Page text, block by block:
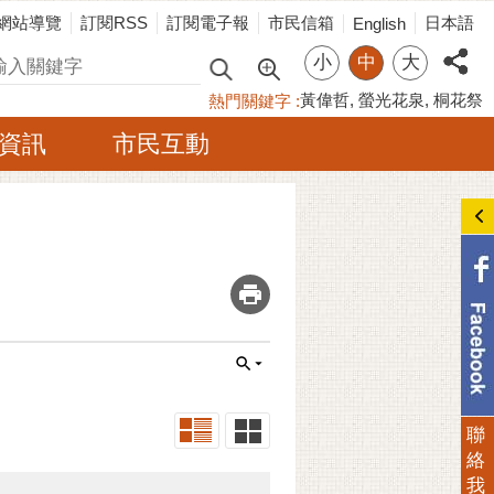
站導覽 訂閱RSS 訂閱電子報 市民信箱 English 日本語
小 中 大
熱門關鍵字 黃偉哲 螢光花泉 桐花祭
訊 市民互動
_
聯
絡
我